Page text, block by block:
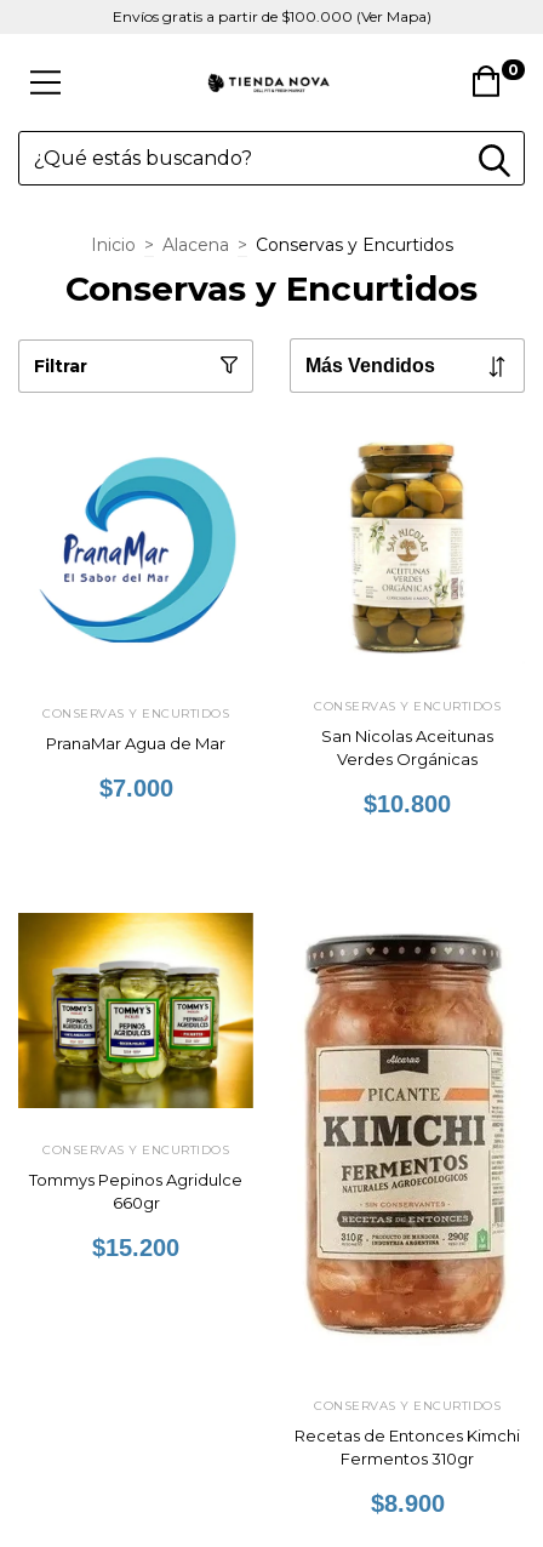
Envíos gratis a partir de $100.000 (Ver Mapa)
0
Inicio > Alacena > Conservas y Encurtidos
Conservas y Encurtidos
Filtrar
CONSERVAS Y ENCURTIDOS
PranaMar Agua de Mar
$7.000
CONSERVAS Y ENCURTIDOS
San Nicolas Aceitunas
Verdes Orgánicas
$10.800
CONSERVAS Y ENCURTIDOS
Tommys Pepinos Agridulce
660gr
$15.200
CONSERVAS Y ENCURTIDOS
Recetas de Entonces Kimchi
Fermentos 310gr
$8.900